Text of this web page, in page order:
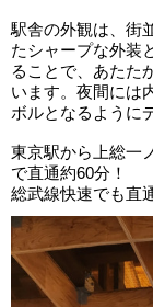
駅舎の外観は、街
たシャープな外装
ることで、あたた
います。夜間には
ボルとなるように
東京駅から上総一
で直通約60分！
総武線快速でも直